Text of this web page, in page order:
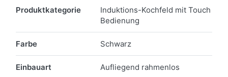
Produktkategorie
Induktions-Kochfeld mit Touch
Bedienung
Farbe Schwarz
Einbauart Aufliegend rahmenlos